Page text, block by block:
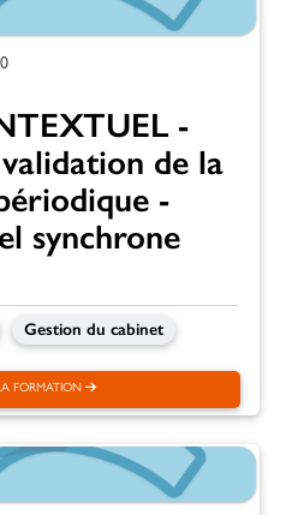
-
de la
-
synchrone
Gestion du cabinet
FORMATION